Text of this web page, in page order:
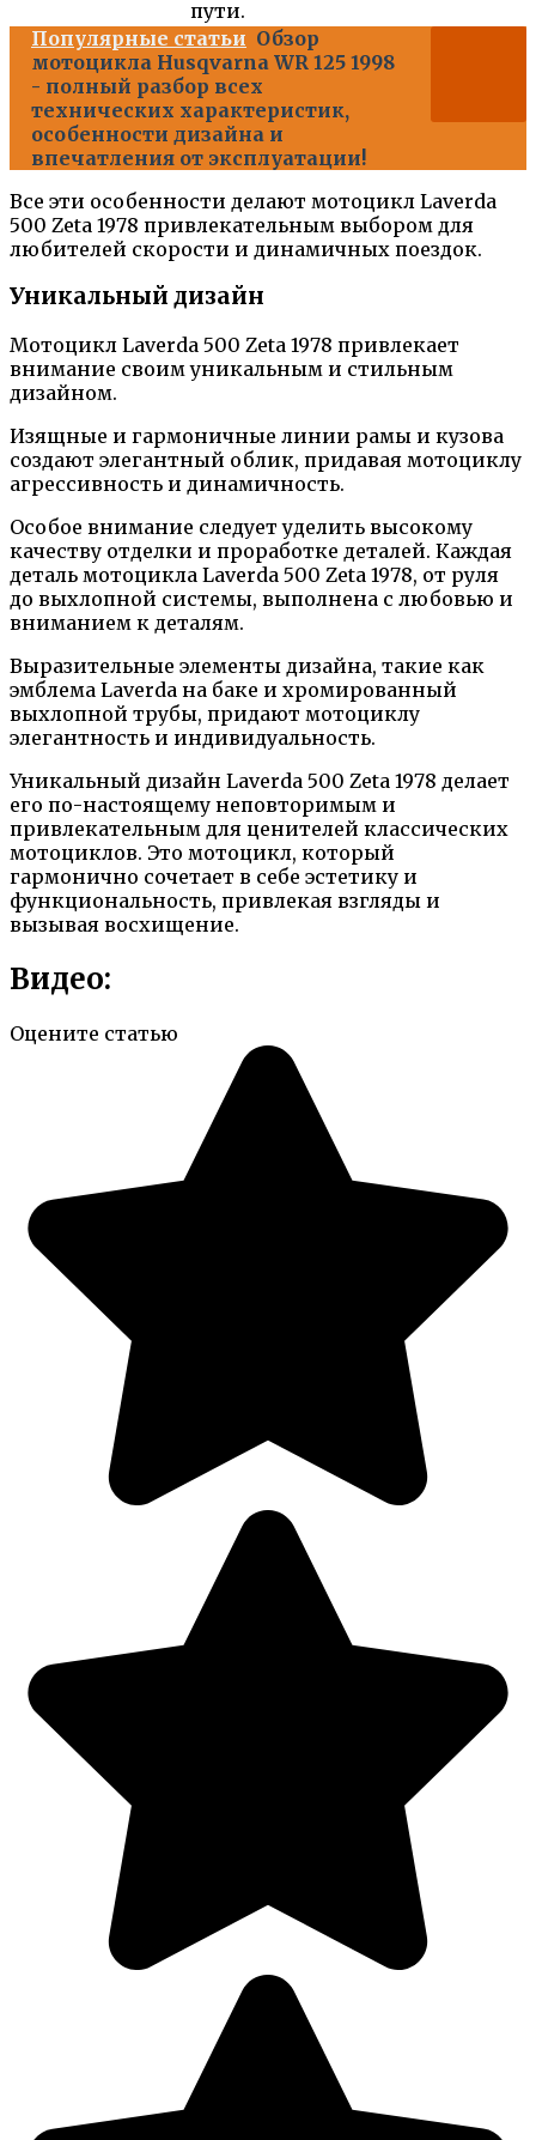
пути.
Популярные статьи Обзор
мотоцикла Husqvarna WR 125 1998
- полный разбор всех
технических характеристик,
особенности дизайна и
впечатления от эксплуатации!
Все эти особенности делают мотоцикл Laverda
500 Zeta 1978 привлекательным выбором для
любителей скорости и динамичных поездок.
Уникальный дизайн
Мотоцикл Laverda 500 Zeta 1978 привлекает
внимание своим уникальным и стильным
дизайном.
Изящные и гармоничные линии рамы и кузова
создают элегантный облик, придавая мотоциклу
агрессивность и динамичность.
Особое внимание следует уделить высокому
качеству отделки и проработке деталей. Каждая
деталь мотоцикла Laverda 500 Zeta 1978, от руля
до выхлопной системы, выполнена с любовью и
вниманием к деталям.
Выразительные элементы дизайна, такие как
эмблема Laverda на баке и хромированный
выхлопной трубы, придают мотоциклу
элегантность и индивидуальность.
Уникальный дизайн Laverda 500 Zeta 1978 делает
его по-настоящему неповторимым и
привлекательным для ценителей классических
мотоциклов. Это мотоцикл, который
гармонично сочетает в себе эстетику и
функциональность, привлекая взгляды и
вызывая восхищение.
Видео:
Оцените статью